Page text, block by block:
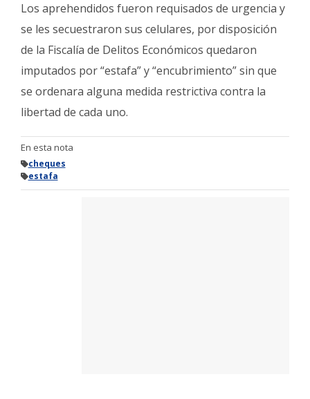
Los aprehendidos fueron requisados de urgencia y
se les secuestraron sus celulares, por disposición
de la Fiscalía de Delitos Económicos quedaron
imputados por “estafa” y “encubrimiento” sin que
se ordenara alguna medida restrictiva contra la
libertad de cada uno.
En esta nota
cheques
estafa